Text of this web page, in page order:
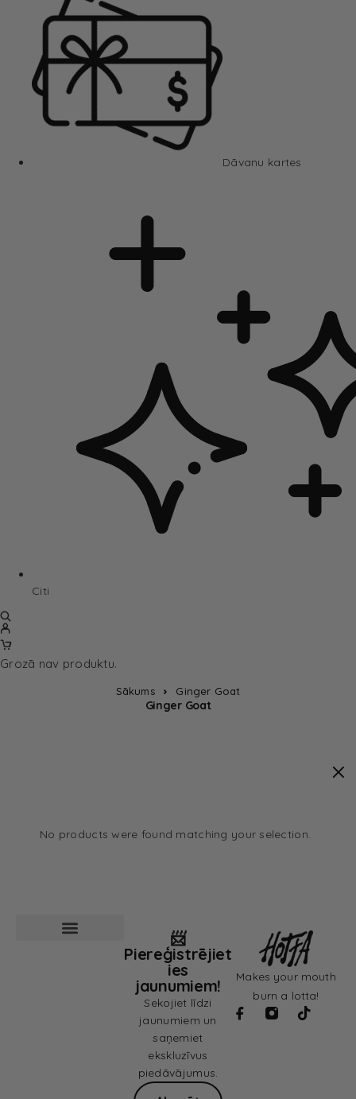
Dāvanu kartes
Citi
Grozā nav produktu.
Sākums Ginger Goat
Ginger Goat
No products were found matching your selection.
Makes your mouth
burn a lotta!
📨
Piereģistrējiet
ies
jaunumiem!
Sekojiet līdzi
jaunumiem un
saņemiet
ekskluzīvus
piedāvājumus.